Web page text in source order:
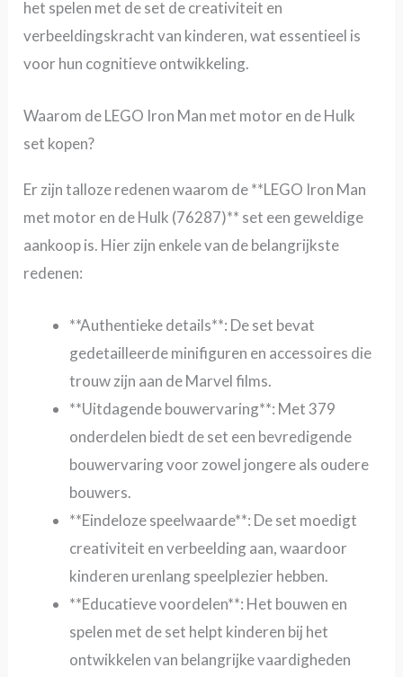
het spelen met de set de creativiteit en
verbeeldingskracht van kinderen, wat essentieel is
voor hun cognitieve ontwikkeling.
Waarom de LEGO Iron Man met motor en de Hulk
set kopen?
Er zijn talloze redenen waarom de **LEGO Iron Man
met motor en de Hulk (76287)** set een geweldige
aankoop is. Hier zijn enkele van de belangrijkste
redenen:
**Authentieke details**: De set bevat
gedetailleerde minifiguren en accessoires die
trouw zijn aan de Marvel films.
**Uitdagende bouwervaring**: Met 379
onderdelen biedt de set een bevredigende
bouwervaring voor zowel jongere als oudere
bouwers.
**Eindeloze speelwaarde**: De set moedigt
creativiteit en verbeelding aan, waardoor
kinderen urenlang speelplezier hebben.
**Educatieve voordelen**: Het bouwen en
spelen met de set helpt kinderen bij het
ontwikkelen van belangrijke vaardigheden